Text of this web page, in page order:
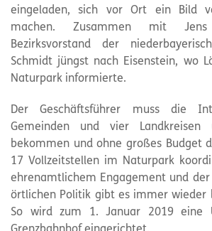
eingeladen, sich vor Ort ein Bild
machen. Zusammen mit
Bezirksvorstand der
Schmidt jüngst nach Eisenstein, wo
Naturpark informierte.
Der Geschäftsführer muss die
Gemeinden und vier
bekommen und ohne großes Budget
17 Vollzeitstellen im
Naturpark
ehrenamtlichem Engagement und
örtlichen Politik gibt es immer wieder
So wird zum 1. Januar 2019 eine